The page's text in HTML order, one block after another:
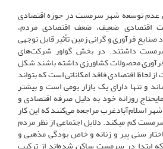
عدم توسعه شهر سرمست در حوزه اقتصادی
اقتصادی ضعیف، ضعف اقتصادی مردم،
فرآوری و گرانی زمین تأثیر قابل توجهی
داشتند. در بخش گواور شرکت‌های
محصولات کشاورزی داشته باشند شکل
اقتصادی فاقد امکاناتی است که بتواند
و تنها دارای یک بازار بومی است و بیشتر
روزانه خود به دلیل صرفه اقتصادی و
اسلام‌آبادغرب مراجعه می‌کنند که این کار
کم می­کند. دلایل اجتماعی از نظر مردم
سنی پیر و زنانه و خاص بودگی مذهبی و
ابتدا در سرمست ساکن شده‌اند از ترکیب